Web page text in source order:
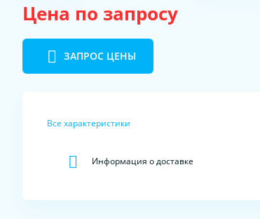
Цена по запросу
ЗАПРОС ЦЕНЫ
Все характеристики
Информация о доставке